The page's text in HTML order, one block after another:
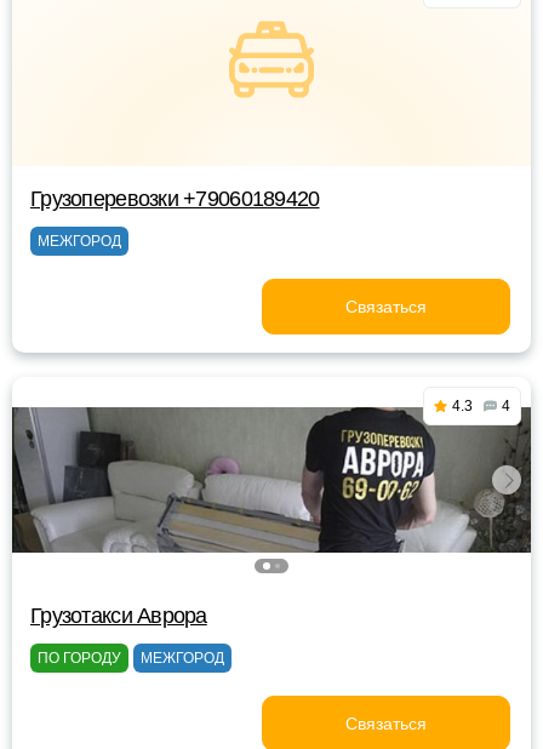
Грузоперевозки +79060189420
МЕЖГОРОД
Связаться
4.3 4
Грузотакси Аврора
ПО ГОРОДУ МЕЖГОРОД
Связаться